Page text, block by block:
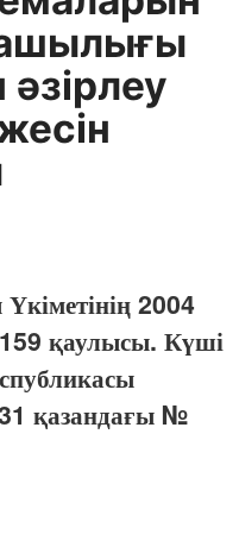
әзiрлеу
2004
қаулысы. Күші
қазандағы №